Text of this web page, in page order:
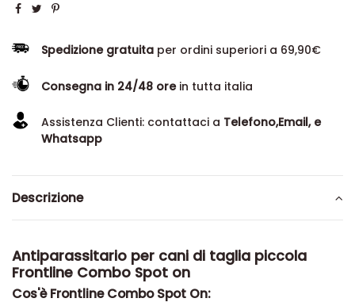
Spedizione gratuita per ordini superiori a 69,90€
Consegna in 24/48 orein tutta italia
Assistenza Clienti: contattaci a Telefono,Email, e
Whatsapp
Descrizione
Antiparassitario per cani di taglia piccola
Frontline Combo Spot on
Cos'è Frontline Combo Spot On: